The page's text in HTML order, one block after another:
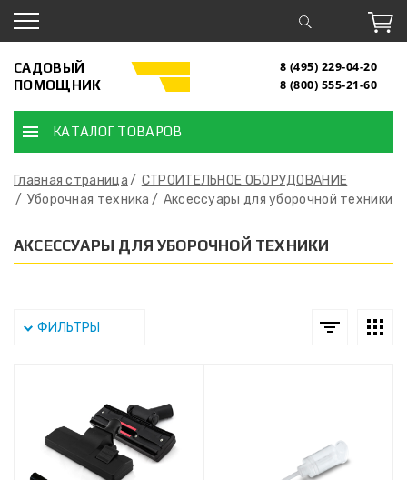
САДОВЫЙ
ПОМОЩНИК
8 (495) 229-04-20
8 (800) 555-21-60
КАТАЛОГ ТОВАРОВ
Главная страница
СТРОИТЕЛЬНОЕ ОБОРУДОВАНИЕ
Уборочная техника
Аксессуары для уборочной техники
АКСЕССУАРЫ ДЛЯ УБОРОЧНОЙ ТЕХНИКИ
ФИЛЬТРЫ